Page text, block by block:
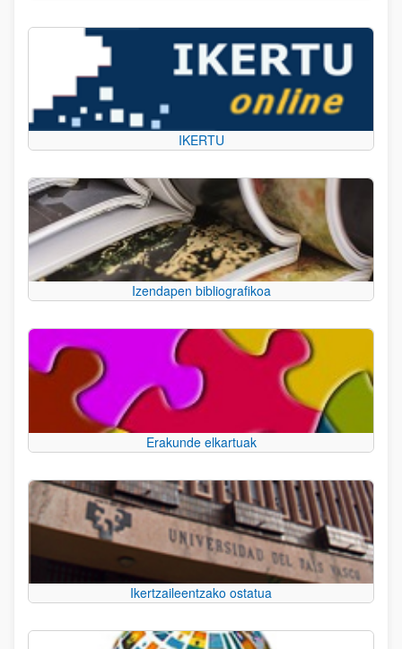
IKERTU
Izendapen bibliografikoa
Erakunde elkartuak
Ikertzaileentzako ostatua